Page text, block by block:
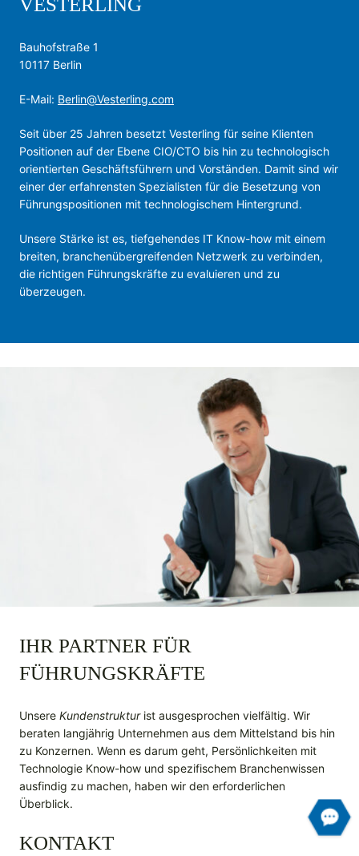
Bauhofstraße 1
10117 Berlin
E-Mail: Berlin@Vesterling.com
Seit über 25 Jahren besetzt Vesterling für seine Klienten
Positionen auf der Ebene CIO/CTO bis hin zu technologisch
orientierten Geschäfts­führern und Vorständen. Damit sind wir
einer der erfahrensten Spezialisten für die Besetzung von
Führungspositionen mit technologischem Hintergrund.
Unsere Stärke ist es, tiefgehendes IT Know-how mit einem
breiten, branchen­über­greifenden Netzwerk zu verbinden,
die richtigen Führungskräfte zu evaluieren und zu
überzeugen.
IHR PARTNER FÜR
FÜHRUNGSKRÄFTE
Unsere Kundenstruktur ist ausgesprochen vielfältig. Wir
beraten langjährig Unternehmen aus dem Mittelstand bis hin
zu Konzernen. Wenn es darum geht, Persönlichkeiten mit
Technologie Know-how und spezifischem Branchenwissen
ausfindig zu machen, haben wir den erforderlichen
Überblick.
KONTAKT